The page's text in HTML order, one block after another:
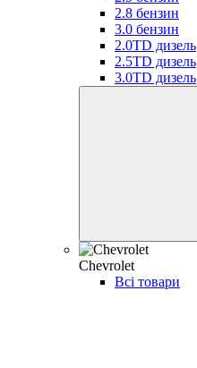
2.8 бензин
3.0 бензин
2.0TD дизель
2.5TD дизель
3.0TD дизель
Chevrolet
Всі товари